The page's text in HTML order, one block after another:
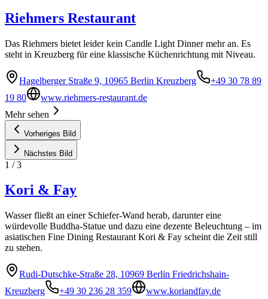
Riehmers Restaurant
Das Riehmers bietet leider kein Candle Light Dinner mehr an. Es
steht in Kreuzberg für eine klassische Küchenrichtung mit Niveau.
Hagelberger Straße 9, 10965 Berlin Kreuzberg
+49 30 78 89
19 80
www.riehmers-restaurant.de
Mehr sehen
Vorheriges Bild
Nächstes Bild
1 /3
Kori & Fay
Wasser fließt an einer Schiefer-Wand herab, darunter eine
würdevolle Buddha-Statue und dazu eine dezente Beleuchtung – im
asiatischen Fine Dining Restaurant Kori & Fay scheint die Zeit still
zu stehen.
Rudi-Dutschke-Straße 28, 10969 Berlin Friedrichshain-
Kreuzberg
+49 30 236 28 359
www.koriandfay.de